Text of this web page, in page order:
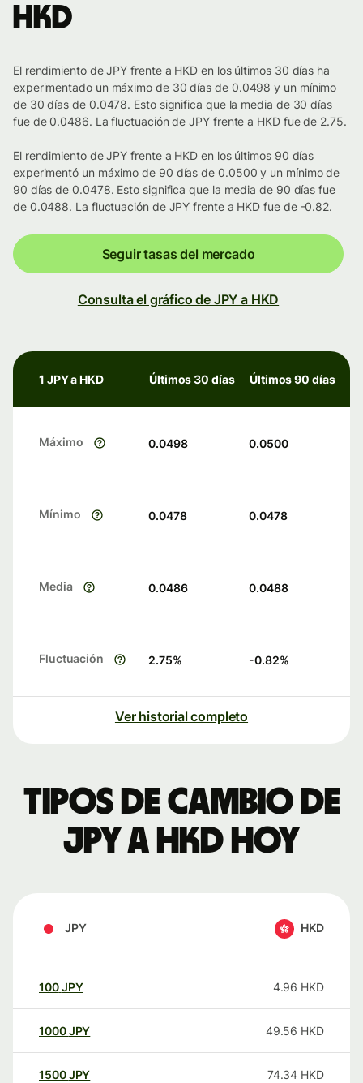
HKD
El rendimiento de JPY frente a HKD en los últimos 30 días ha
experimentado un máximo de 30 días de 0.0498 y un mínimo
de 30 días de 0.0478. Esto significa que la media de 30 días
fue de 0.0486. La fluctuación de JPY frente a HKD fue de 2.75.
El rendimiento de JPY frente a HKD en los últimos 90 días
experimentó un máximo de 90 días de 0.0500 y un mínimo de
90 días de 0.0478. Esto significa que la media de 90 días fue
de 0.0488. La fluctuación de JPY frente a HKD fue de -0.82.
Seguir tasas del mercado
Consulta el gráfico de JPY a HKD
1 JPY a HKD Últimos 30 días Últimos 90 días
Máximo 0.0498 0.0500
Mínimo 0.0478 0.0478
Media 0.0486 0.0488
Fluctuación 2.75% -0.82%
Ver historial completo
Tipos de cambio de
JPY a HKD hoy
JPY HKD
100JPY 4.96 HKD
1000JPY 49.56 HKD
1500JPY 74.34 HKD